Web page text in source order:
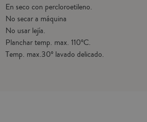
En seco con percloroetileno.
No secar a máquina
No usar lejía.
Planchar temp. max. 110ºC.
Temp. max.30º lavado delicado.